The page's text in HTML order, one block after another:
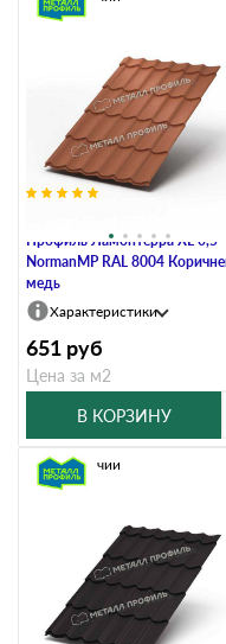
Профиль Ламонтерра XL 0,5
NormanMP RAL 8004
медь
Характеристики
651 руб
Цена за м2
В КОРЗИНУ
В наличии